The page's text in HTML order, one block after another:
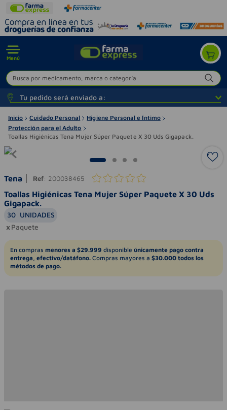
Menú
Busca por medicamento, marca o categoría
Tu pedido será enviado a:
Inicio Cuidado Personal
Higiene Personal e Íntimo
Protección para el Adulto
Toallas Higiénicas Tena Mujer Súper Paquete X 30 Uds Gigapack.
Tena Ref: 200038465
Toallas Higiénicas Tena Mujer Súper Paquete X 30 Uds
Gigapack.
30 UNIDADES
Paquete
En compras menores a $29.999 disponible únicamente pago contra
entrega, efectivo/datáfono. Compras mayores a $30.000 todos los
métodos de pago.